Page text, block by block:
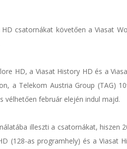
csatornákat követően a Viasat
HD, a Viasat History HD és a
a Telekom Austria Group (TAG)
vélhetően február elején indul majd.
illeszti a csatornákat, hiszen
(128-as programhely) és a Viasat